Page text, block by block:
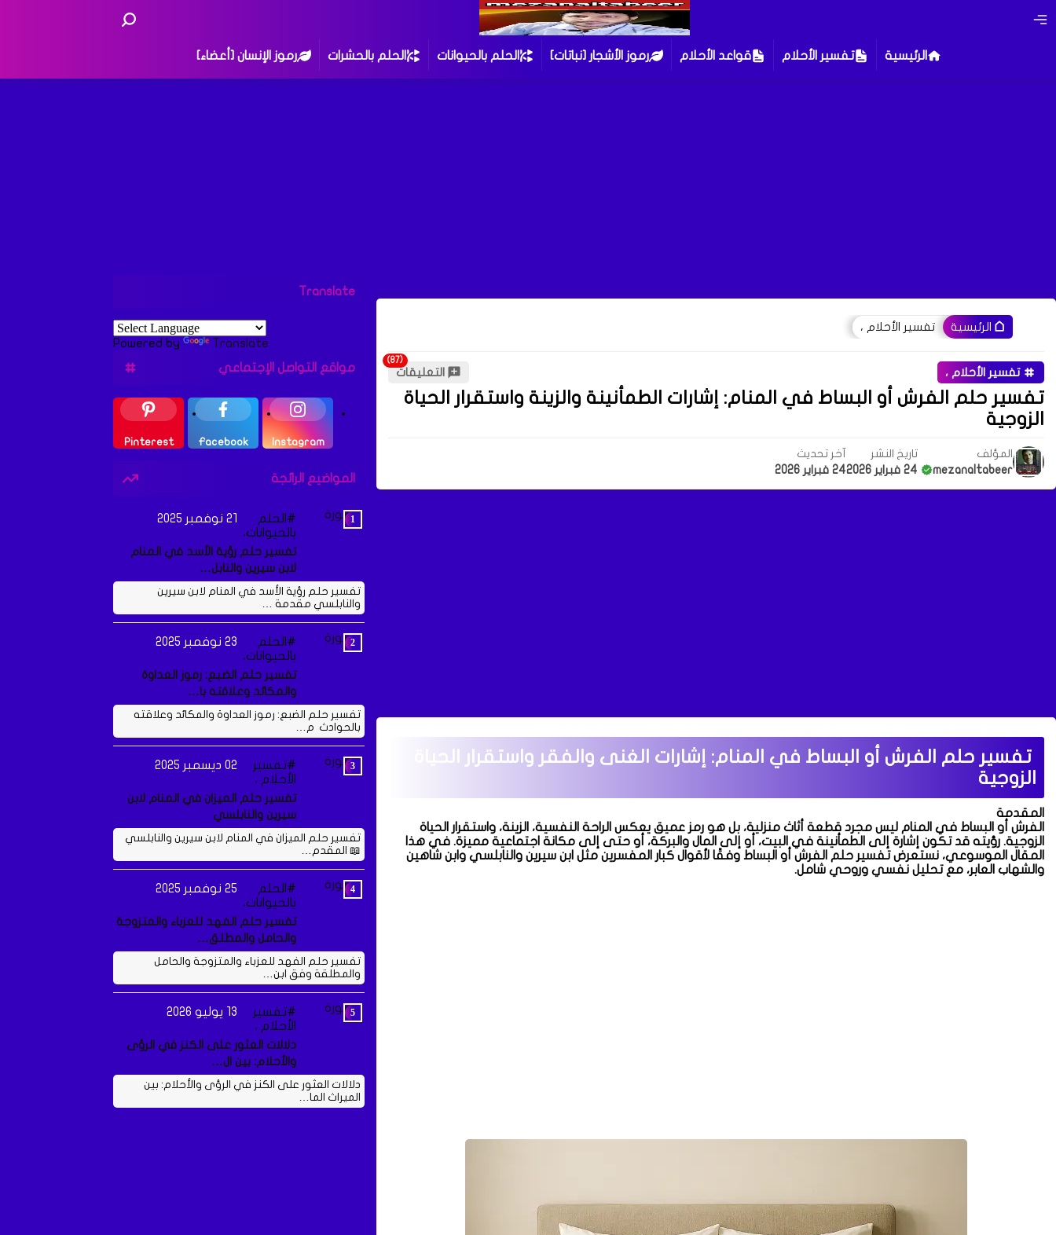
الرئيسية تفسير الأحلام قواعد الأحلام رموز الأشجار [نباتات] الحلم بالحيوانات الحلم بالحشرات رموز الإنسان [أعضاء]
الرئيسية تفسير الأحلام ،
تفسير الأحلام ، التعليقات
تفسير حلم الفرش أو البساط في المنام: إشارات الطمأنينة والزينة واستقرار الحياة
الزوجية
المؤلف
mezanaltabeer
تاريخ النشر
24 فبراير 2026
آخر تحديث
24 فبراير 2026
تفسير حلم الفرش أو البساط في المنام: إشارات الغنى والفقر واستقرار الحياة
الزوجية
المقدمة
الفرش أو البساط في المنام ليس مجرد قطعة أثاث منزلية، بل هو رمز عميق يعكس الراحة النفسية، الزينة، واستقرار الحياة
الزوجية. رؤيته قد تكون إشارة إلى الطمأنينة في البيت، أو إلى المال والبركة، أو حتى إلى مكانة اجتماعية مميزة. في هذا
المقال الموسوعي، نستعرض تفسير حلم الفرش أو البساط وفقًا لأقوال كبار المفسرين مثل ابن سيرين والنابلسي وابن شاهين
والشهاب العابر، مع تحليل نفسي وروحي شامل.
Translate
Powered by
Translate
مواقع التواصل الإجتماعي
Instagram
Facebook
Pinterest
المواضيع الرائجة
الحلم
بالحيوانات،
21 نوفمبر 2025
تفسير حلم رؤية الأسد في المنام
لابن سيرين والنابل…
تفسير حلم رؤية الأسد في المنام لابن سيرين
والنابلسي مقدمة …
الحلم
بالحيوانات،
23 نوفمبر 2025
تفسير حلم الضبع: رموز العداوة
والمكائد وعلاقته با…
تفسير حلم الضبع: رموز العداوة والمكائد وعلاقته
بالحوادث م…
تفسير
الأحلام ،
02 ديسمبر 2025
تفسير حلم الميزان في المنام لابن
سيرين والنابلسي
تفسير حلم الميزان في المنام لابن سيرين والنابلسي
📖 المقدم…
الحلم
بالحيوانات،
25 نوفمبر 2025
تفسير حلم الفهد للعزباء والمتزوجة
والحامل والمطلق…
تفسير حلم الفهد للعزباء والمتزوجة والحامل
والمطلقة وفق ابن…
تفسير
الأحلام ،
13 يوليو 2026
دلالات العثور على الكنز في الرؤى
والأحلام: بين ال…
دلالات العثور على الكنز في الرؤى والأحلام: بين
الميراث الما…